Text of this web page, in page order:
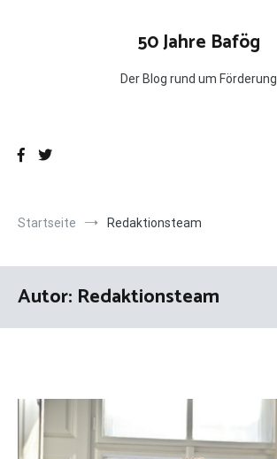
50 Jahre Bafög
Der Blog rund um Förderung
Startseite Redaktionsteam
Autor: Redaktionsteam